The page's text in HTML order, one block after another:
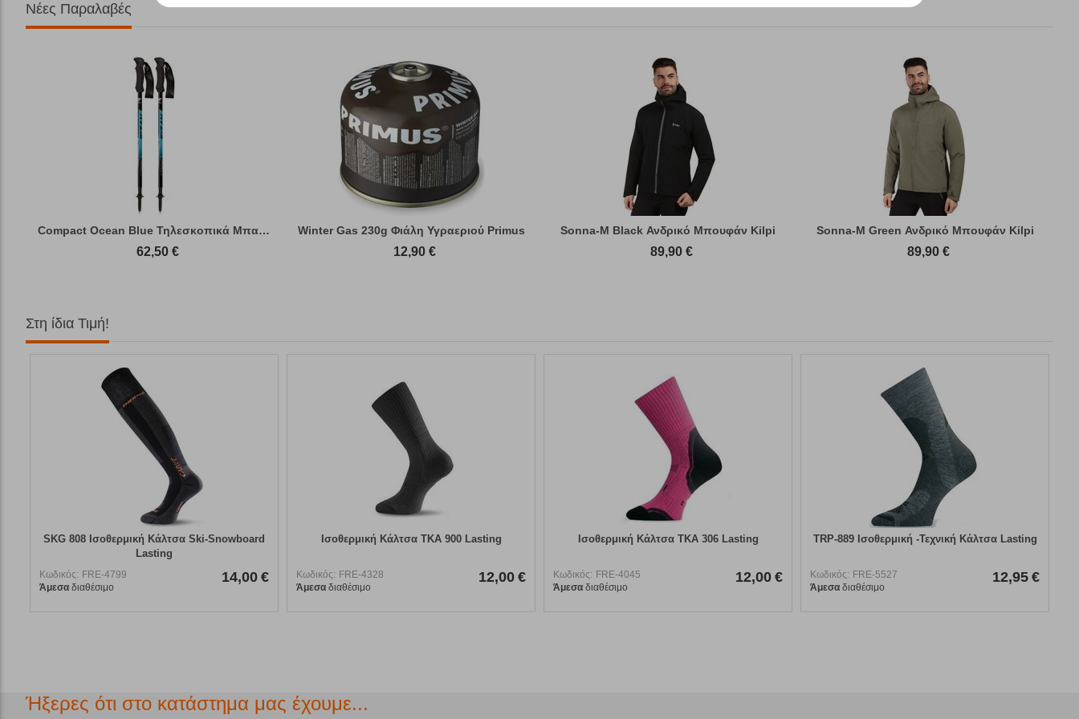
Νέες Παραλαβές
Compact Ocean Blue Τηλεσκοπικά Μπατόν Πεζ...
62,50 €
Winter Gas 230g Φιάλη Υγραεριού Primus
12,90 €
Sonna-M Black Ανδρικό Μπουφάν Kilpi
89,90 €
Sonna-M Green Ανδρικό Μπουφάν Kilpi
89,90 €
Στη ίδια Τιμή!
SKG 808 Ισοθερμική Κάλτσα Ski-Snowboard
Lasting
Κωδικός: FRE-4799
Άμεσα διαθέσιμο
14,00 €
Ισοθερμική Κάλτσα TKA 900 Lasting
Κωδικός: FRE-4328
Άμεσα διαθέσιμο
12,00 €
Ισοθερμική Κάλτσα TKA 306 Lasting
Κωδικός: FRE-4045
Άμεσα διαθέσιμο
12,00 €
TRP-889 Ισοθερμική -Τεχνική Κάλτσα Lasting
Κωδικός: FRE-5527
Άμεσα διαθέσιμο
12,95 €
Ήξερες ότι στο κατάστημα μας έχουμε...